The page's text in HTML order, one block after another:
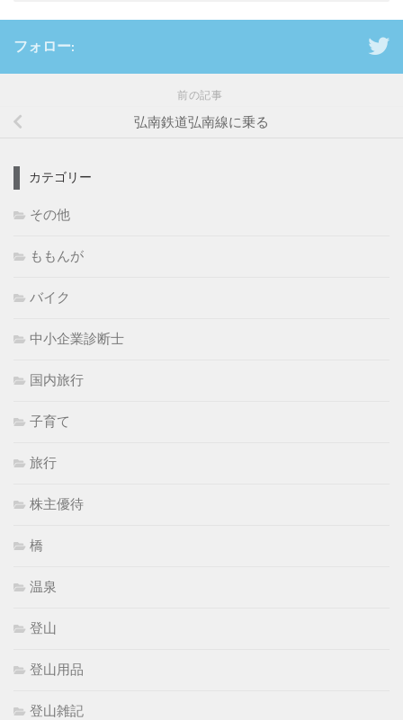
フォロー:
前の記事
弘南鉄道弘南線に乗る
カテゴリー
その他
ももんが
バイク
中小企業診断士
国内旅行
子育て
旅行
株主優待
橋
温泉
登山
登山用品
登山雑記